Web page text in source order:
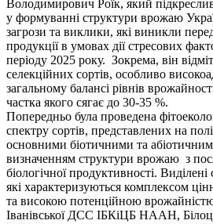
Володимирович Роїк, який
у формуванні структури врожаю
загрози та виклики, які виникли
продукції в умовах дії стресових
періоду 2025 року. Зокрема, він
селекційних сортів, особливо
загальному балансі рівнів
частка якого сягає до 30-35 %.
Попередньо була проведена
спектру сортів, представлених на
основними біотичними та
визначенням структури врожаю з
біологічної продуктивності.
які характеризуються комплексом
та високою потенційною
Іванівської ДСС ІБКіЦБ НААН,